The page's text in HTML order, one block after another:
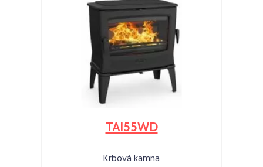
TAI55WD
Krbová kamna